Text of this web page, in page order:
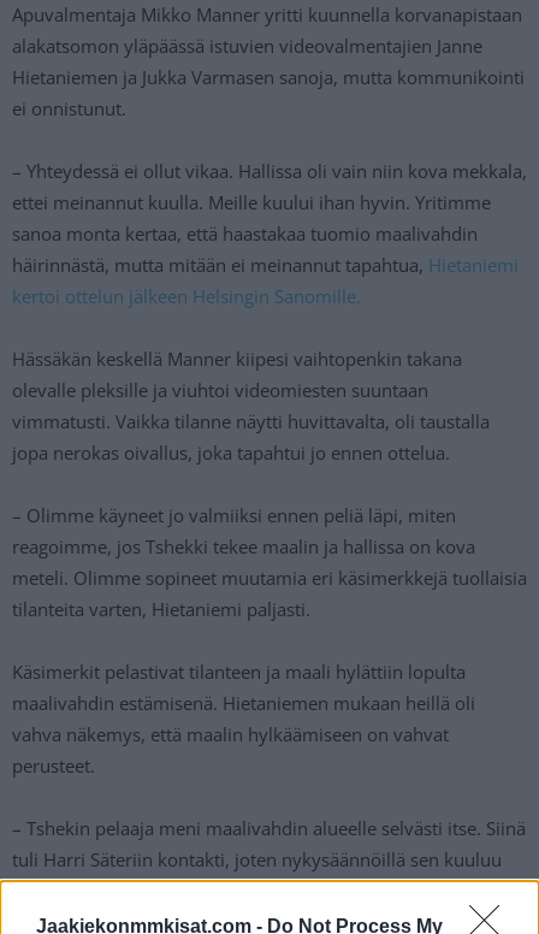
Jaakiekonmmkisat.com - Do Not Process My
Apuvalmentaja Mikko Manner yritti kuunnella korvanapistaan
alakatsomon yläpäässä istuvien videovalmentajien Janne
Hietaniemen ja Jukka Varmasen sanoja, mutta kommunikointi
ei onnistunut.
– Yhteydessä ei ollut vikaa. Hallissa oli vain niin kova mekkala,
ettei meinannut kuulla. Meille kuului ihan hyvin. Yritimme
sanoa monta kertaa, että haastakaa tuomio maalivahdin
häirinnästä, mutta mitään ei meinannut tapahtua, Hietaniemi
kertoi ottelun jälkeen Helsingin Sanomille.
Hässäkän keskellä Manner kiipesi vaihtopenkin takana
olevalle pleksille ja viuhtoi videomiesten suuntaan
vimmatusti. Vaikka tilanne näytti huvittavalta, oli taustalla
jopa nerokas oivallus, joka tapahtui jo ennen ottelua.
– Olimme käyneet jo valmiiksi ennen peliä läpi, miten
reagoimme, jos Tshekki tekee maalin ja hallissa on kova
meteli. Olimme sopineet muutamia eri käsimerkkejä tuollaisia
tilanteita varten, Hietaniemi paljasti.
Käsimerkit pelastivat tilanteen ja maali hylättiin lopulta
maalivahdin estämisenä. Hietaniemen mukaan heillä oli
vahva näkemys, että maalin hylkäämiseen on vahvat
perusteet.
– Tshekin pelaaja meni maalivahdin alueelle selvästi itse. Siinä
tuli Harri Säteriin kontakti, joten nykysäännöillä sen kuuluu
olla häirintä. Se kontakti vaikutti niin, ettei Säteri voinut liukua
tolpalle normaalisti, Hietaniemi kertasi.